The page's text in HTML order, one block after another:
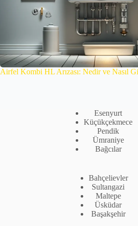
Airfel Kombi HL Arızası: Nedir ve Nasıl
Esenyurt
Küçükçekmece
Pendik
Ümraniye
Bağcılar
Bahçelievler
Sultangazi
Maltepe
Üsküdar
Başakşehir